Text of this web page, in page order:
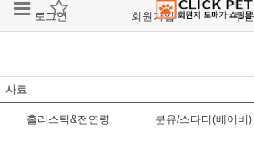
로그인 회원가입 주
사료
홀리스틱&전연령 분유/스타터(베이비)